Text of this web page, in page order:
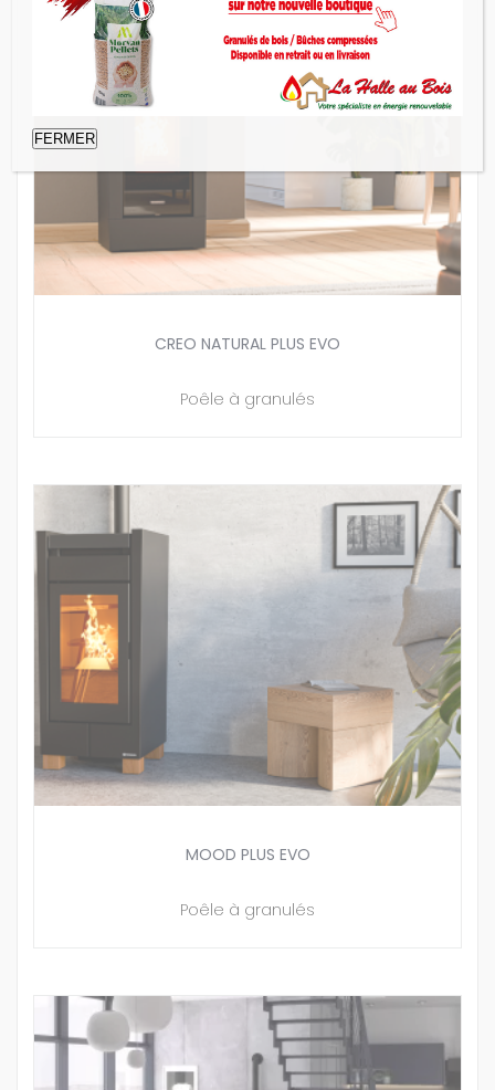
CREO NATURAL PLUS EVO
Poêle à granulés
MOOD PLUS EVO
Poêle à granulés
FERMER